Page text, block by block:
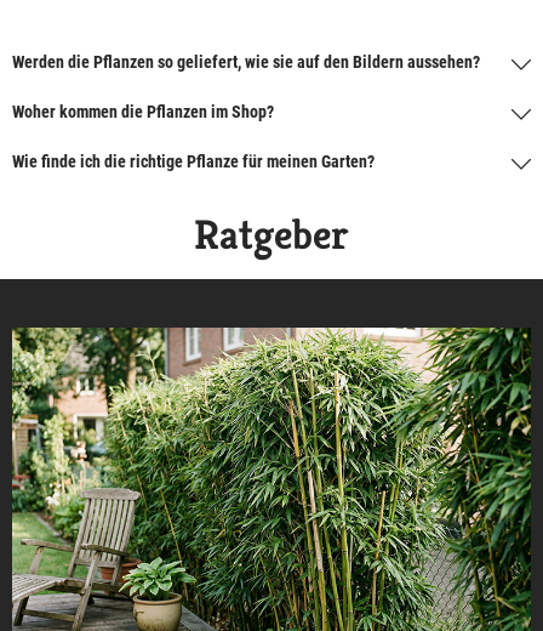
Werden die Pflanzen so geliefert, wie sie auf den Bildern aussehen?
Woher kommen die Pflanzen im Shop?
Wie finde ich die richtige Pflanze für meinen Garten?
Ratgeber